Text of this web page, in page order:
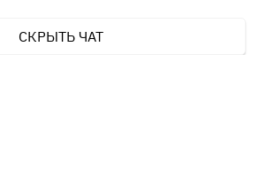
СКРЫТЬ ЧАТ